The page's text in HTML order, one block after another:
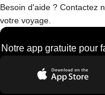
Besoin d'aide ? Contactez
votre voyage.
Notre app gratuite pour